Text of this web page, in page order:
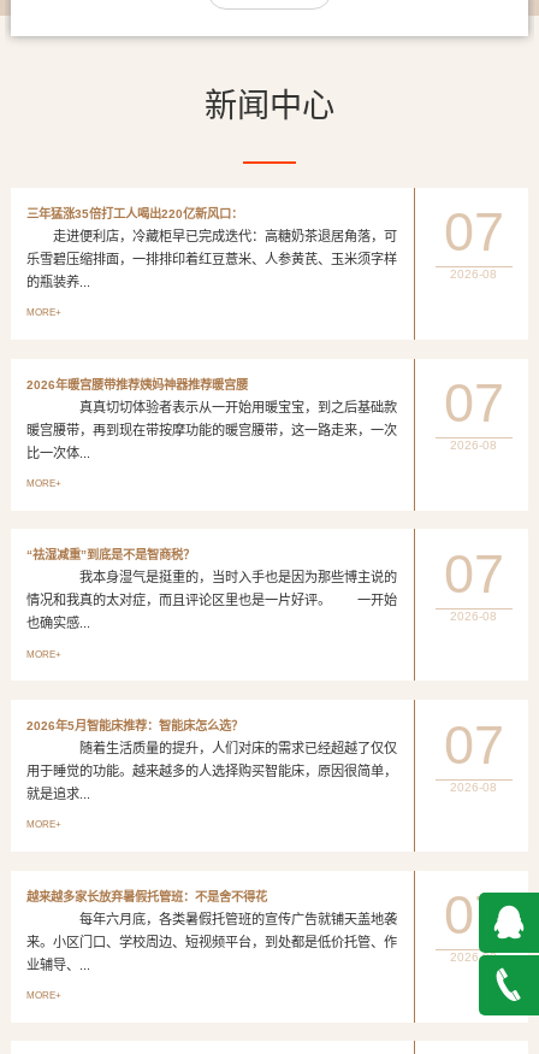
新闻中心
三年猛涨35倍打工人喝出220亿新风口：
走进便利店，冷藏柜早已完成迭代：高糖奶茶退居角落，可
乐雪碧压缩排面，一排排印着红豆薏米、人参黄芪、玉米须字样
的瓶装养...
MORE+
07
2026-08
2026年暖宫腰带推荐姨妈神器推荐暖宫腰
真真切切体验者表示从一开始用暖宝宝，到之后基础款
暖宫腰带，再到现在带按摩功能的暖宫腰带，这一路走来，一次
比一次体...
MORE+
07
2026-08
“祛湿减重”到底是不是智商税？
我本身湿气是挺重的，当时入手也是因为那些博主说的
情况和我真的太对症，而且评论区里也是一片好评。 一开始
也确实感...
MORE+
07
2026-08
2026年5月智能床推荐：智能床怎么选？
随着生活质量的提升，人们对床的需求已经超越了仅仅
用于睡觉的功能。越来越多的人选择购买智能床，原因很简单，
就是追求...
MORE+
07
2026-08
越来越多家长放弃暑假托管班：不是舍不得花
每年六月底，各类暑假托管班的宣传广告就铺天盖地袭
来。小区门口、学校周边、短视频平台，到处都是低价托管、作
业辅导、...
MORE+
07
2026-08
QQ在